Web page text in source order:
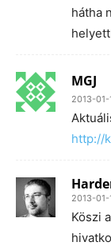
hátha
MGJ
2013-
http://
2013-
Köszi